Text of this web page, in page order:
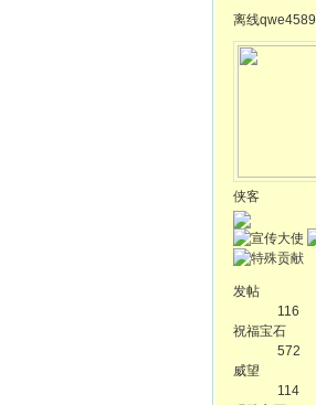
离线qwe4589
侠客
发帖
116
祝福宝石
572
威望
114